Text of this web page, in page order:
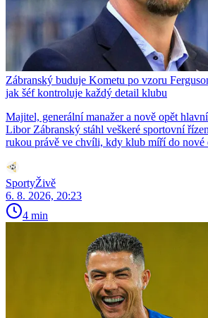
Zábranský buduje Kometu po vzoru
jak šéf kontroluje každý detail klubu
Majitel, generální manažer a nově opět
Libor Zábranský stáhl veškeré sportovní
rukou právě ve chvíli, kdy klub míří do nové
SportyŽivě
6. 8. 2026, 20:23
4 min